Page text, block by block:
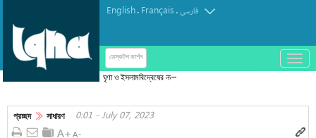
English. Français.فارسی
ডেস্কটপ ভার্শন
باز
و
کردن
ঘৃণা ও ইসলামবিদ্বেষের নতুন নজির সিন্সিনাটির ওয়েস্টউড
প্রচ্ছদ সাধারণ 0:01 - July 07, 2023